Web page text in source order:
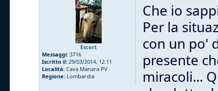
Escort
Messaggi: 3716
Iscritto il: 29/03/2014, 12:11
Località: Cava Manara PV
Regione: Lombardia
Che io
Per la
con un po'
presente
miracoli...